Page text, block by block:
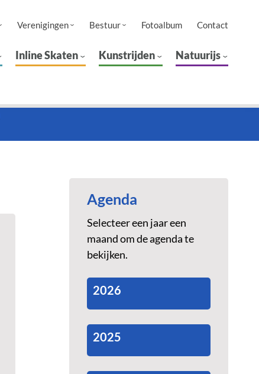
Verenigingen Bestuur Fotoalbum Contact
Inline Skaten Kunstrijden Natuurijs
Agenda
Selecteer een jaar een
maand om de agenda te
bekijken.
2026
2025